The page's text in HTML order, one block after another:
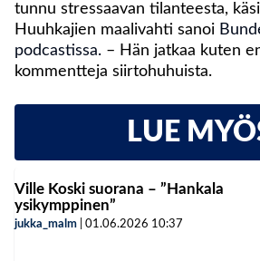
tunnu stressaavan tilanteesta,
Huuhkajien maalivahti sanoi
podcastissa. – Hän jatkaa kuten
kommentteja siirtohuhuista.
LUE
Ville Koski suorana – ”Hankala
ysikymppinen”
jukka_malm 01.06.2026 10:37